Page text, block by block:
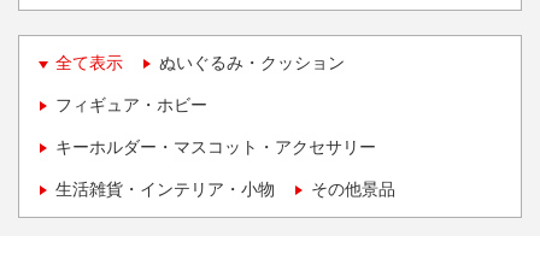
全て表示 ぬいぐるみ・クッション
フィギュア・ホビー
キーホルダー・マスコット・アクセサリー
生活雑貨・インテリア・小物 その他景品